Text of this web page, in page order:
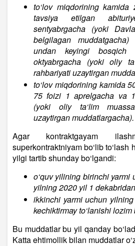
to‘lov miqdorining
tavsiya etilgan
sentyabrgacha (yoki
belgilagan
undan keyingi bosqich
oktyabrgacha (yoki oliy
rahbariyati uzaytirgan
to‘lov miqdorining kamida
75 foizi 1 aprelgacha va
(yoki oliy ta‘lim
uzaytirgan muddatlargacha).
Agar kontraktgayam
superkontraktniyam bo‘lib to‘lash
yilgi tartib shunday bo‘lgandi:
o‘quv yilining birinchi yarmi
yilning 2020 yil 1
ikkinchi yarmi uchun
kechiktirmay to‘lanishi lozim
Bu muddatlar bu yil qanday
Katta ehtimollik bilan muddatlar